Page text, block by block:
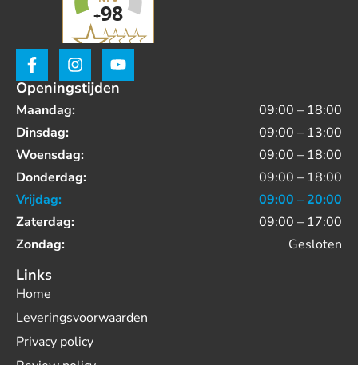
Openingstijden
Maandag:
09:00 – 18:00
Dinsdag:
09:00 – 13:00
Woensdag:
09:00 – 18:00
Donderdag:
09:00 – 18:00
Vrijdag:
09:00 – 20:00
Zaterdag:
09:00 – 17:00
Zondag:
Gesloten
Links
Home
Leveringsvoorwaarden
Privacy policy